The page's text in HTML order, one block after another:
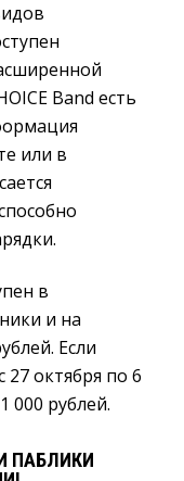
Band есть
или в
в
и на
Если
27 октября по 6
000 рублей.
ПАБЛИКИ